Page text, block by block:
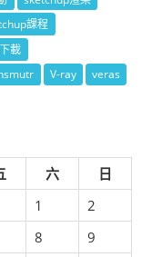
課程
載
V-ray
veras
六
日
1
2
8
9